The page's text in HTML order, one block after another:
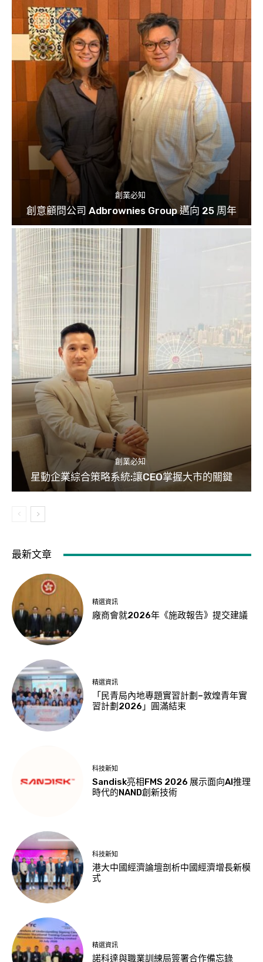
創業必知
創意顧問公司 Adbrownies Group 邁向 25 周年
創業必知
星動企業綜合策略系統:讓CEO掌握大市的關鍵
最新文章
精選資訊
廠商會就2026年《施政報告》提交建議
精選資訊
「民青局內地專題實習計劃–敦煌青年實
習計劃2026」圓滿結束
科技新知
Sandisk亮相FMS 2026 展示面向AI推理
時代的NAND創新技術
科技新知
港大中國經濟論壇剖析中國經濟增長新模
式
精選資訊
諾科達與職業訓練局簽署合作備忘錄